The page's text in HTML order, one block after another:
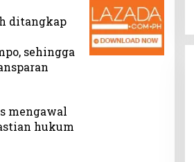
ditangkap
sehingga
mengawal
hukum